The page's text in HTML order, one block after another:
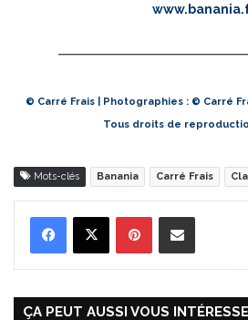
© Carré Frais | Photographies : © Carré
Tous droits de
Mots-clés Banania Carré Frais
ÇA PEUT AUSSI VOUS